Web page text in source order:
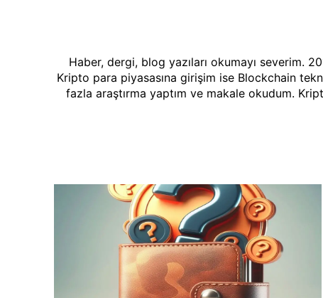
Haber, dergi, blog yazıları okumayı severim.
Kripto para piyasasına girişim ise Blockchain
fazla araştırma yaptım ve makale okudum.